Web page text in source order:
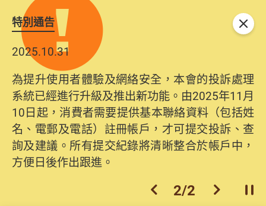
特別通告
2025.10.31
為提升使用者體驗及網絡安全，本會的投訴處理
系統已經進行升級及推出新功能。由2025年11月
10日起，消費者需要提供基本聯絡資料（包括姓
名、電郵及電話）註冊帳戶，才可提交投訴、查
詢及建議。所有提交紀錄將清晰整合於帳戶中，
方便日後作出跟進。
上一個
2/2 下一個開
關閉